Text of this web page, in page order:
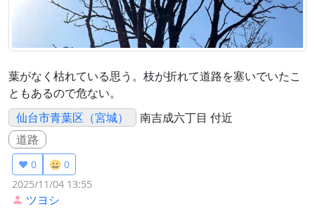
葉がなく枯れている思う。枝が折れて道路を塞いでいたこ
ともあるので危ない。
仙台市青葉区（宮城）
南吉成六丁目 付近
道路
❤️ 0
😀 0
2025/11/04 13:55
ツヨシ